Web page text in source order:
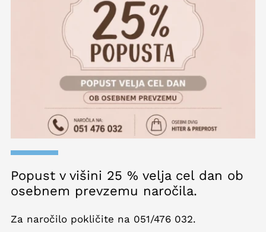
Popust v višini 25 % velja cel dan ob
osebnem prevzemu naročila.
Za naročilo pokličite na 051/476 032.